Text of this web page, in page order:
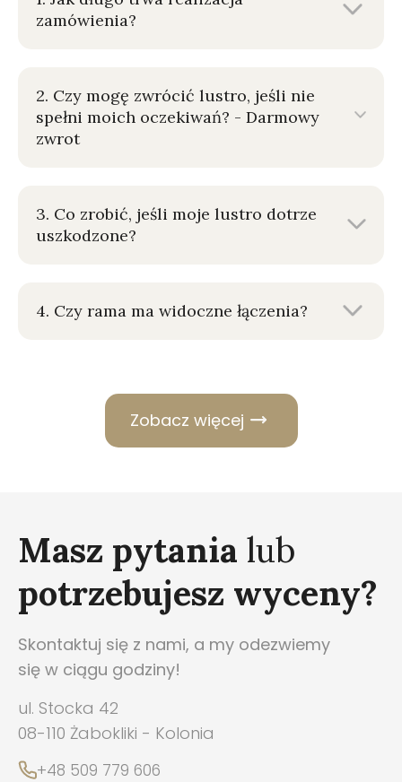
zamówienia?
2. Czy mogę zwrócić lustro, jeśli nie
spełni moich oczekiwań? - Darmowy
zwrot
3. Co zrobić, jeśli moje lustro dotrze
uszkodzone?
4. Czy rama ma widoczne łączenia?
Zobacz więcej
Masz pytania lub
potrzebujesz wyceny?
Skontaktuj się z nami, a my odezwiemy
się w ciągu godziny!
ul. Stocka 42
08-110 Żabokliki - Kolonia
+48 509 779 606